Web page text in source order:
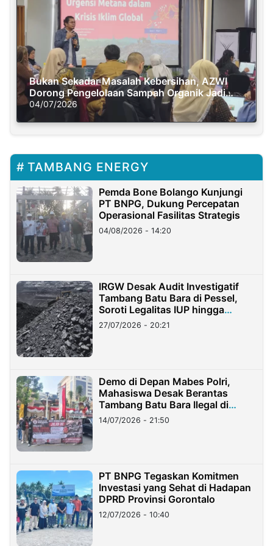
Bukan Sekadar Masalah Kebersihan, AZWI
Dorong Pengelolaan Sampah Organik Jadi
Solusi Krisis Iklim
04/07/2026
TAMBANG ENERGY
Pemda Bone Bolango Kunjungi
PT BNPG, Dukung Percepatan
Operasional Fasilitas Strategis
04/08/2026 - 14:20
IRGW Desak Audit Investigatif
Tambang Batu Bara di Pessel,
Soroti Legalitas IUP hingga
Stockpile
27/07/2026 - 20:21
Demo di Depan Mabes Polri,
Mahasiswa Desak Berantas
Tambang Batu Bara Ilegal di
Lampung
14/07/2026 - 21:50
PT BNPG Tegaskan Komitmen
Investasi yang Sehat di Hadapan
DPRD Provinsi Gorontalo
12/07/2026 - 10:40